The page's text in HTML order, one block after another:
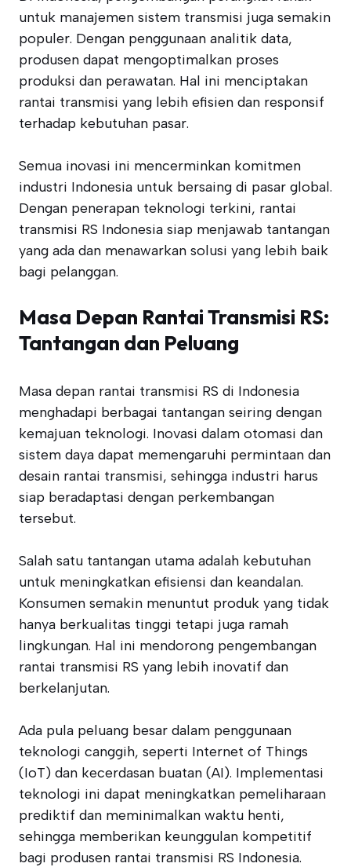
untuk manajemen sistem transmisi juga semakin
populer. Dengan penggunaan analitik data,
produsen dapat mengoptimalkan proses
produksi dan perawatan. Hal ini menciptakan
rantai transmisi yang lebih efisien dan responsif
terhadap kebutuhan pasar.
Semua inovasi ini mencerminkan komitmen
industri Indonesia untuk bersaing di pasar global.
Dengan penerapan teknologi terkini, rantai
transmisi RS Indonesia siap menjawab tantangan
yang ada dan menawarkan solusi yang lebih baik
bagi pelanggan.
Masa Depan Rantai Transmisi RS:
Tantangan dan Peluang
Masa depan rantai transmisi RS di Indonesia
menghadapi berbagai tantangan seiring dengan
kemajuan teknologi. Inovasi dalam otomasi dan
sistem daya dapat memengaruhi permintaan dan
desain rantai transmisi, sehingga industri harus
siap beradaptasi dengan perkembangan
tersebut.
Salah satu tantangan utama adalah kebutuhan
untuk meningkatkan efisiensi dan keandalan.
Konsumen semakin menuntut produk yang tidak
hanya berkualitas tinggi tetapi juga ramah
lingkungan. Hal ini mendorong pengembangan
rantai transmisi RS yang lebih inovatif dan
berkelanjutan.
Ada pula peluang besar dalam penggunaan
teknologi canggih, seperti Internet of Things
(IoT) dan kecerdasan buatan (AI). Implementasi
teknologi ini dapat meningkatkan pemeliharaan
prediktif dan meminimalkan waktu henti,
sehingga memberikan keunggulan kompetitif
bagi produsen rantai transmisi RS Indonesia.